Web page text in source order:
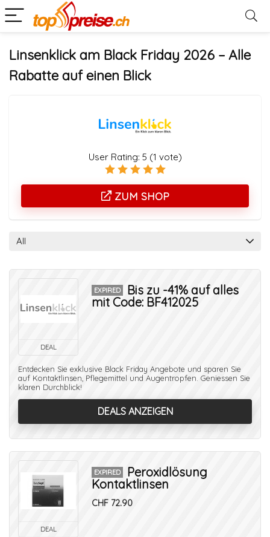
Linsenklick am Black Friday 2026 – Alle
Rabatte auf einen Blick
User Rating: 5 (1 vote)
ZUM SHOP
All
DEAL
EXPIRED
Bis zu -41% auf alles
mit Code: BF412025
Entdecken Sie exklusive Black Friday Angebote und sparen Sie
auf Kontaktlinsen, Pflegemittel und Augentropfen. Geniessen Sie
klaren Durchblick!
DEALS ANZEIGEN
DEAL
EXPIRED
Peroxidlösung
Kontaktlinsen
CHF 72.90